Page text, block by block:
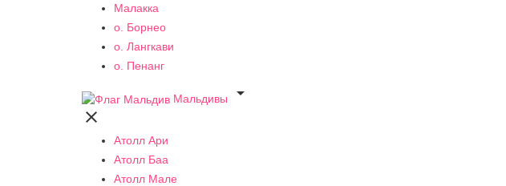
Малакка
о. Борнео
о. Лангкави
о. Пенанг
Мальдивы


Атолл Ари
Атолл Баа
Атолл Мале